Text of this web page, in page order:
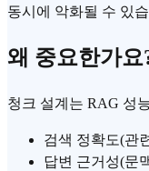
동시에 악화될 수 있
왜 중요한가요
청크 설계는 RAG 성
검색 정확도(관
답변 근거성(문